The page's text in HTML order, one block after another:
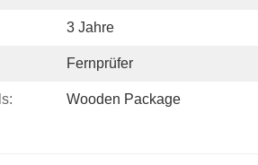
3 Jahre
Fernprüfer
Wooden Package